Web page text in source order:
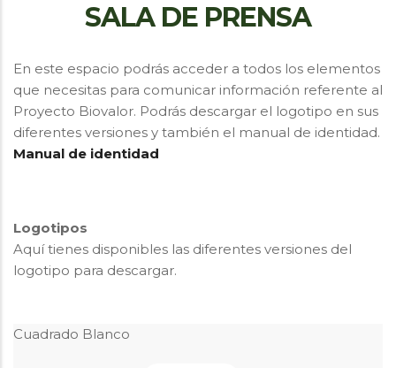
NAVEGACIÓN
SALA DE PRENSA
En este espacio podrás acceder a todos los elementos
que necesitas para comunicar información referente al
Proyecto Biovalor. Podrás descargar el logotipo en sus
diferentes versiones y también el manual de identidad.
Manual de identidad
Logotipos
Aquí tienes disponibles las diferentes versiones del
logotipo para descargar.
Cuadrado Blanco